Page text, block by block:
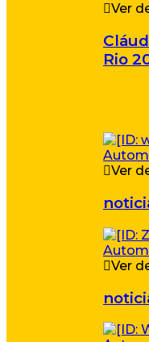
Ver
Rio
Ver
Ver